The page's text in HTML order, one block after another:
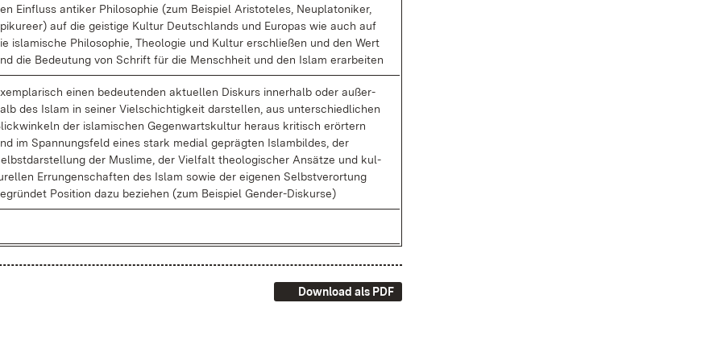
Ein­fluss an­ti­ker Phi­lo­so­phie (zum Bei­spiel Aris­to­te­les, Neu­pla­to­ni­ker,
auf die geis­ti­ge Kul­tur Deutsch­lands und Eu­ro­pas wie auch auf
is­la­mi­sche Phi­lo­so­phie, Theo­lo­gie und Kul­tur er­schlie­ßen und den Wert
die Be­deu­tung von Schrift für die Mensch­heit und den Is­lam er­ar­bei­ten
ei­nen be­deu­ten­den ak­tu­el­len Dis­kurs in­ner­halb oder au­ßer­
des Is­lam in sei­ner Viel­schich­tig­keit dar­stel­len, aus un­ter­schied­li­chen
der is­la­mi­schen Ge­gen­warts­kul­tur her­aus kri­tisch er­ör­tern
im Span­nungs­feld ei­nes stark me­di­al ge­präg­ten Is­lam­bil­des, der
der Mus­li­me, der Viel­falt theo­lo­gi­scher An­sät­ze und kul­
Er­run­gen­schaf­ten des Is­lam so­wie der ei­ge­nen Selbst­ver­or­tung
Po­si­ti­on da­zu be­zie­hen (zum Bei­spiel Gen­der-Dis­kur­se)
Download als PDF